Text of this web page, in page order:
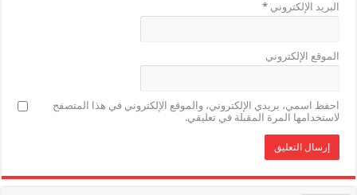
البريد الإلكتروني*
الموقع الإلكتروني
احفظ اسمي، بريدي الإلكتروني، والموقع الإلكتروني في هذا المتصفح
لاستخدامها المرة المقبلة في تعليقي.